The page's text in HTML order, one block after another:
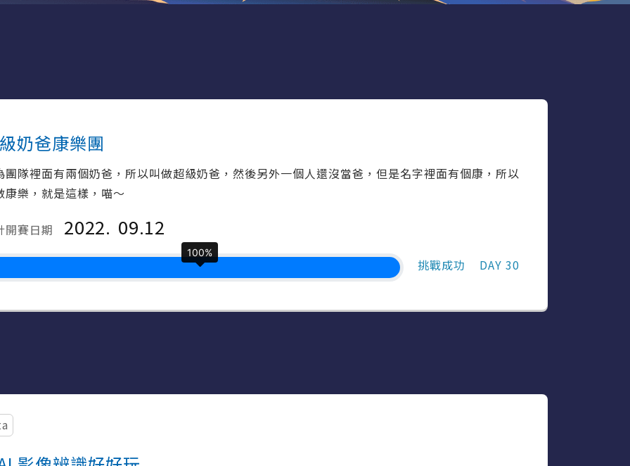
奶爸康樂團
團隊裡面有兩個奶爸，所以叫做超級奶爸，然後另外一個人還沒當爸，但是名字裡面有個康，所以
康樂，就是這樣，喵～
開賽日期 2022. 09.12
挑戰成功 DAY 30
100%